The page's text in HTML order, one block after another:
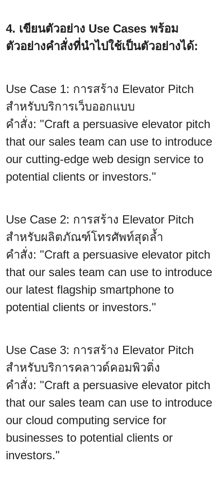
4. เขียนตัวอย่าง Use Cases พร้อม
ตัวอย่างคำสั่งที่นำไปใช้เป็นตัวอย่างได้:
Use Case 1: การสร้าง Elevator Pitch
สำหรับบริการเว็บออกแบบ
คำสั่ง: "Craft a persuasive elevator pitch
that our sales team can use to introduce
our cutting-edge web design service to
potential clients or investors."
Use Case 2: การสร้าง Elevator Pitch
สำหรับผลิตภัณฑ์โทรศัพท์สุดล้ำ
คำสั่ง: "Craft a persuasive elevator pitch
that our sales team can use to introduce
our latest flagship smartphone to
potential clients or investors."
Use Case 3: การสร้าง Elevator Pitch
สำหรับบริการคลาวด์คอมพิวติ่ง
คำสั่ง: "Craft a persuasive elevator pitch
that our sales team can use to introduce
our cloud computing service for
businesses to potential clients or
investors."